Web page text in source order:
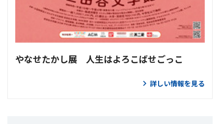
やなせたかし展 人生はよろこばせごっこ
詳しい情報を見る